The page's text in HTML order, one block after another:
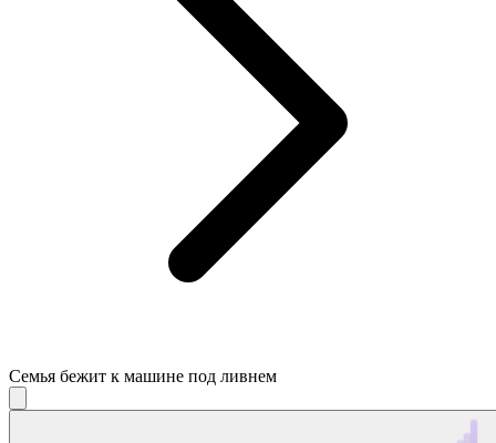
Семья бежит к машине под ливнем